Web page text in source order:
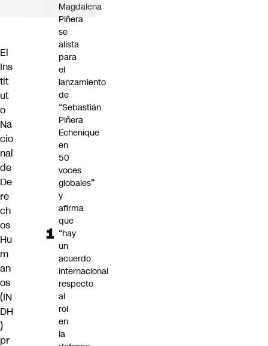
El
Ins
tit
ut
o
Na
cio
nal
de
De
re
ch
os
Hu
m
an
os
(IN
DH
)
pr
Magdalena
Piñera
se
alista
para
el
lanzamiento
de
“Sebastián
Piñera
Echenique
en
50
voces
globales”
y
afirma
que
“hay
un
acuerdo
internacional
respecto
al
rol
en
la